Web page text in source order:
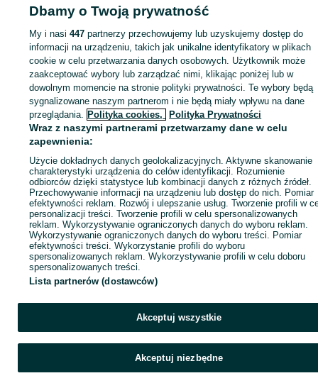
Zaloguj się lub załóż konto na OLX, aby skontaktować się z
sprzedającym
Zaloguj się / Załóż konto
Dbamy o Twoją prywatność
My i nasi447 partnerzy przechowujemy lub uzyskujemy dostęp do
informacji na urządzeniu, takich jak unikalne identyfikatory w plikach
cookie w celu przetwarzania danych osobowych. Użytkownik może
zaakceptować wybory lub zarządzać nimi, klikając poniżej lub w
dowolnym momencie na stronie polityki prywatności. Te wybory będą
sygnalizowane naszym partnerom i nie będą miały wpływu na dane
przeglądania. Polityka cookies, Polityka Prywatności
Wraz z naszymi partnerami przetwarzamy dane w celu
zapewnienia:
Użycie dokładnych danych geolokalizacyjnych. Aktywne skanowanie
charakterystyki urządzenia do celów identyfikacji. Rozumienie
odbiorców dzięki statystyce lub kombinacji danych z różnych źródeł.
Przechowywanie informacji na urządzeniu lub dostęp do nich. Pomiar
efektywności reklam. Rozwój i ulepszanie usług. Tworzenie profili w
personalizacji treści. Tworzenie profili w celu spersonalizowanych
reklam. Wykorzystywanie ograniczonych danych do wyboru reklam.
Wykorzystywanie ograniczonych danych do wyboru treści. Pomiar
efektywności treści. Wykorzystanie profili do wyboru
spersonalizowanych reklam. Wykorzystywanie profili w celu doboru
spersonalizowanych treści.
Lista partnerów (dostawców)
Akceptuj wszystkie
Akceptuj niezbędne